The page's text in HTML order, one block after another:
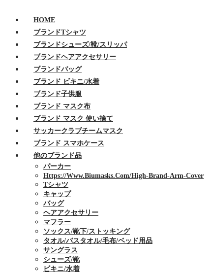
HOME
ブランドTシャツ
ブランドシューズ/靴/スリッパ
ブランドヘアアクセサリー
ブランドバッグ
ブランド ビキニ/水着
ブランド子供服
ブランド マスク布
ブランド マスク 使い捨て
サッカークラブチームマスク
ブランド スマホケース
他のブランド品
パーカー
Https://www.biumasks.com/high-Brand-Arm-Cover
Tシャツ
キャップ
バッグ
ヘアアクセサリー
マフラー
ソックス/靴下/ストッキング
タオル/バスタオル/毛布/ベッド用品
サングラス
シューズ/靴
ビキニ/水着